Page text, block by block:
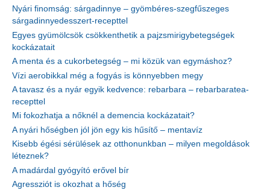
Nyári finomság: sárgadinnye – gyömbéres-szegfűszeges
sárgadinnyedesszert-recepttel
Egyes gyümölcsök csökkenthetik a pajzsmirigybetegségek
kockázatait
A menta és a cukorbetegség – mi közük van egymáshoz?
Vízi aerobikkal még a fogyás is könnyebben megy
A tavasz és a nyár egyik kedvence: rebarbara – rebarbaratea-
recepttel
Mi fokozhatja a nőknél a demencia kockázatait?
A nyári hőségben jól jön egy kis hűsítő – mentavíz
Kisebb égési sérülések az otthonunkban – milyen megoldások
léteznek?
A madárdal gyógyító erővel bír
Agressziót is okozhat a hőség